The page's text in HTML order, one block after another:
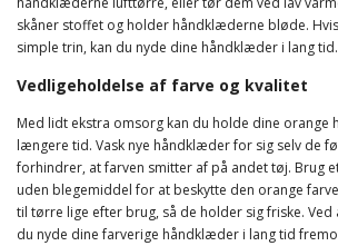
skåner stoffet og holder håndklæderne bløde.
simple trin, kan du nyde dine håndklæder i lang tid.
Vedligeholdelse af farve og kvalitet
Med lidt ekstra omsorg kan du holde dine
længere tid. Vask nye håndklæder for sig selv de
forhindrer, at farven smitter af på andet tøj. Brug
uden blegemiddel for at beskytte den orange
til tørre lige efter brug, så de holder sig friske. Ved
du nyde dine farverige håndklæder i lang tid